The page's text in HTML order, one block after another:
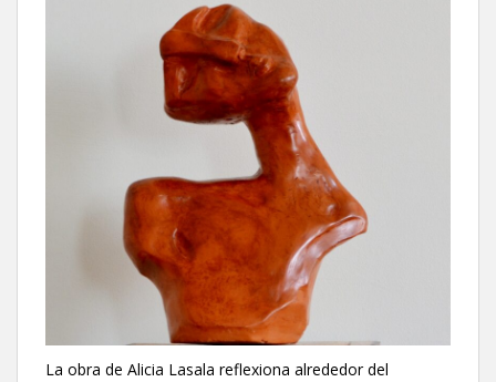
La obra de Alicia Lasala reflexiona alrededor del